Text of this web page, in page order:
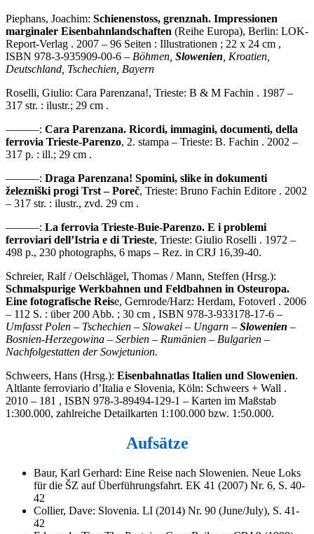
Piephans, Joachim: Schienenstoss, grenznah. Impressionen
marginaler Eisenbahnlandschaften (Reihe Europa), Berlin: LOK-
Report-Verlag . 2007 – 96 Seiten : Illustrationen ; 22 x 24 cm ,
ISBN 978-3-935909-00-6 – Böhmen, Slowenien , Kroatien,
Deutschland, Tschechien, Bayern
Roselli, Giulio: Cara Parenzana!, Trieste: B & M Fachin . 1987 –
317 str. : ilustr.; 29 cm .
———: Cara Parenzana. Ricordi, immagini, documenti, della
ferrovia Trieste-Parenzo, 2. stampa – Trieste: B. Fachin . 2002 –
317 p. : ill.; 29 cm .
———: Draga Parenzana! Spomini, slike in dokumenti
železniški progi Trst – Poreč, Trieste: Bruno Fachin Editore . 2002
– 317 str. : ilustr., zvd. 29 cm .
———: La ferrovia Trieste-Buie-Parenzo. E i problemi
ferroviari dell’Istria e di Trieste, Trieste: Giulio Roselli . 1972 –
498 p., 230 photographs, 6 maps – Rez. in CRJ 16,39-40.
Schreier, Ralf / Oelschlägel, Thomas / Mann, Steffen (Hrsg.):
Schmalspurige Werkbahnen und Feldbahnen in Osteuropa.
Eine fotografische Reise, Gernrode/Harz: Herdam, Fotoverl . 2006
– 112 S. : über 200 Abb. ; 30 cm , ISBN 978-3-933178-17-6 –
Umfasst Polen – Tschechien – Slowakei – Ungarn – Slowenien –
Bosnien-Herzegowina – Serbien – Rumänien – Bulgarien –
Nachfolgestatten der Sowjetunion.
Schweers, Hans (Hrsg.): Eisenbahnatlas Italien und Slowenien.
Altlante ferroviario d’Italia e Slovenia, Köln: Schweers + Wall .
2010 – 181 , ISBN 978-3-89494-129-1 – Karten im Maßstab
1:300.000, zahlreiche Detailkarten 1:100.000 bzw. 1:50.000.
Aufsätze
Baur, Karl Gerhard: Eine Reise nach Slowenien. Neue Loks
für die ŠZ auf Überführungsfahrt. EK 41 (2007) Nr. 6, S. 40-
42
Collier, Dave: Slovenia. LI (2014) Nr. 90 (June/July), S. 41-
42